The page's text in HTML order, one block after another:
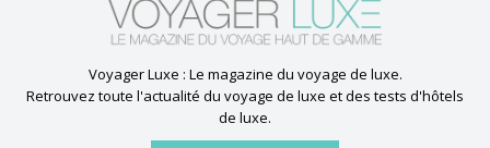
Voyager Luxe : Le magazine du voyage de luxe.
Retrouvez toute l'actualité du voyage de luxe et des tests d'hôtels
de luxe.